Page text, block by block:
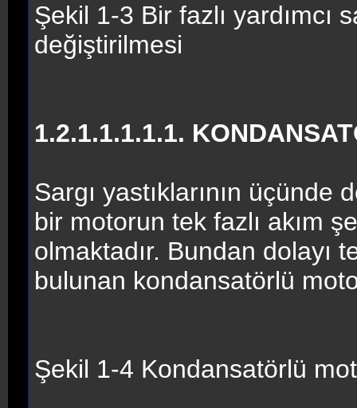
Şekil 1-3 Bir fazlı yardımcı
değiştirilmesi
1.2.1.1.1.1.1.
Sargı yastıklarının üçünde
bir motorun tek fazlı akım
olmaktadır. Bundan dolayı
bulunan kondansatörlü
Şekil 1-4 Kondansatörlü